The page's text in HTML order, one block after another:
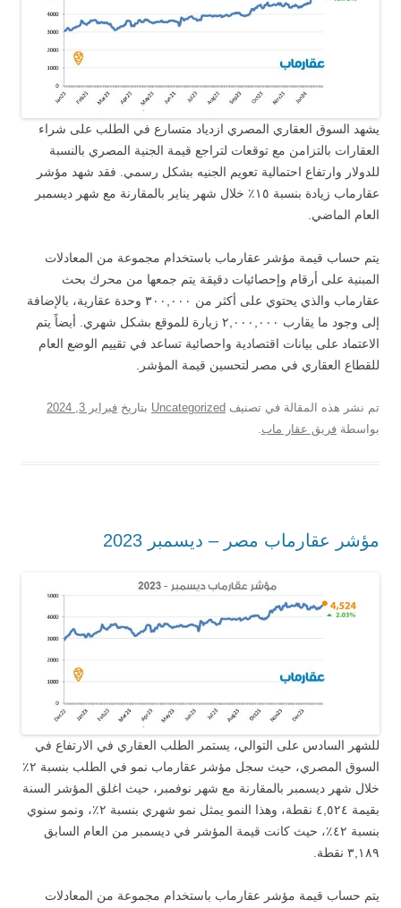
يشهد السوق العقاري المصري ازدياد متسارع في الطلب على شراء
العقارات بالتزامن مع توقعات لتراجع قيمة الجنية المصري بالنسبة
للدولار وارتفاع احتمالية تعويم الجنيه بشكل رسمي. فقد شهد مؤشر
عقارماب زيادة بنسبة ١٥٪ خلال شهر يناير بالمقارنة مع شهر ديسمبر
العام الماضي.
يتم حساب قيمة مؤشر عقارماب باستخدام مجموعة من المعادلات
المبنية على أرقام وإحصائيات دقيقة يتم جمعها من محرك بحث
عقارماب والذي يحتوي على أكثر من ٣٠٠,٠٠٠ وحدة عقارية، بالإضافة
إلى وجود ما يقارب ٢,٠٠٠,٠٠٠ زيارة للموقع بشكل شهري. أيضاً يتم
الاعتماد على بيانات اقتصادية واحصائية تساعد في تقييم الوضع العام
للقطاع العقاري في مصر لتحسين قيمة المؤشر.
تم نشر هذه المقالة في تصنيف Uncategorized بتاريخ فبراير 3, 2024
بواسطة فريق عقار ماب
مؤشر عقارماب مصر – ديسمبر 2023
للشهر السادس على التوالي، يستمر الطلب العقاري في الارتفاع في
السوق المصري، حيث سجل مؤشر عقارماب نمو في الطلب بنسبة ٢٪
خلال شهر ديسمبر بالمقارنة مع شهر نوفمبر، حيث اغلق المؤشر السنة
بقيمة ٤,٥٢٤ نقطة، وهذا النمو يمثل نمو شهري بنسبة ٢٪، ونمو سنوي
بنسبة ٤٢٪، حيث كانت قيمة المؤشر في ديسمبر من العام السابق
٣,١٨٩ نقطة.
يتم حساب قيمة مؤشر عقارماب باستخدام مجموعة من المعادلات